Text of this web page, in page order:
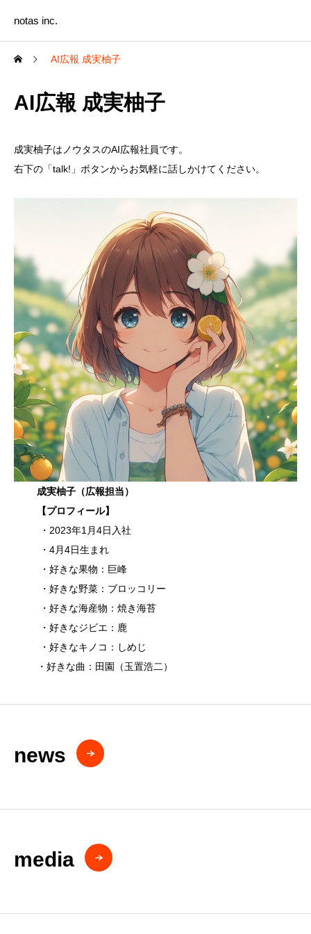
notas inc.
AI広報 成実柚子
AI広報 成実柚子
成実柚子はノウタスのAI広報社員です。
右下の「talk!」ボタンからお気軽に話しかけてください。
成実柚子（広報担当）
【プロフィール】
・2023年1月4日入社
・4月4日生まれ
・好きな果物：巨峰
・好きな野菜：ブロッコリー
・好きな海産物：焼き海苔
・好きなジビエ：鹿
・好きなキノコ：しめじ
・好きな曲：田園（玉置浩二）
news
media